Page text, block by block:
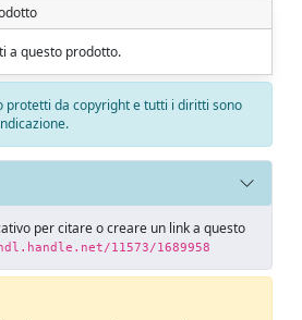
a questo prodotto.
protetti da copyright e tutti i diritti sono
per citare o creare un link a questo
11573/1689958